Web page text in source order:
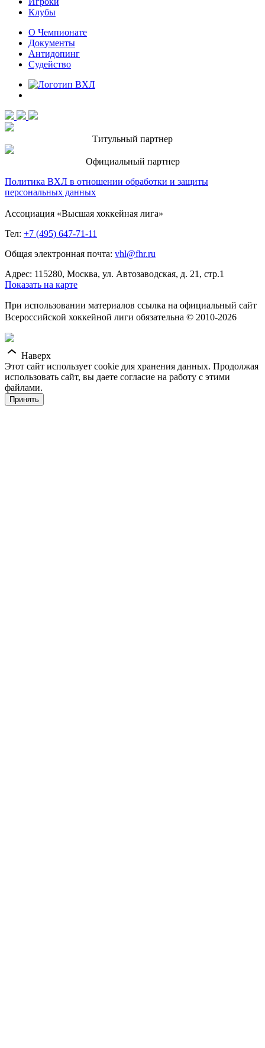
Клубы
О Чемпионате
Документы
Антидопинг
Судейство
Титульный партнер
Официальный партнер
Политика ВХЛ в отношении обработки и защиты
персональных данных
Ассоциация «Высшая хоккейная лига»
Тел: +7 (495) 647-71-11
Общая электронная почта: vhl@fhr.ru
Адрес: 115280, Москва, ул. Автозаводская, д. 21, стр.1
Показать на карте
При использовании материалов ссылка на официальный сайт
Всероссийской хоккейной лиги обязательна © 2010-2026
Наверх
Этот сайт использует cookie для хранения данных. Продолжая
использовать сайт, вы даете согласие на работу с этими
файлами.
Принять